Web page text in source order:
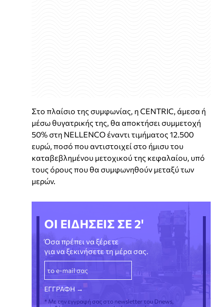
Στο πλαίσιο της συμφωνίας, η CENTRIC, άμεσα ή
μέσω θυγατρικής της, θα αποκτήσει συμμετοχή
50% στη NELLENCO έναντι τιμήματος 12.500
ευρώ, ποσό που αντιστοιχεί στο ήμισυ του
καταβεβλημένου μετοχικού της κεφαλαίου, υπό
τους όρους που θα συμφωνηθούν μεταξύ των
μερών.
ΟΙ ΕΙΔΗΣΕΙΣ ΣΕ 2'
Όσα πρέπει να ξέρετε
για να ξεκινήσετε τη μέρα σας.
* Με την εγγραφή σας στο newsletter του Dnews,